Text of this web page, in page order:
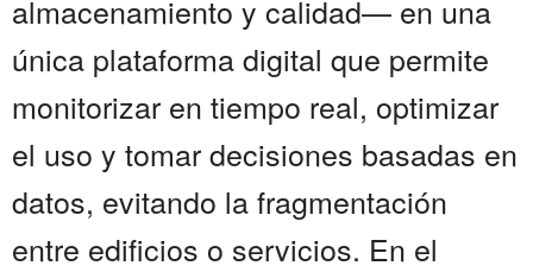
almacenamiento y calidad— en una
única plataforma digital que permite
monitorizar en tiempo real, optimizar
el uso y tomar decisiones basadas en
datos, evitando la fragmentación
entre edificios o servicios. En el